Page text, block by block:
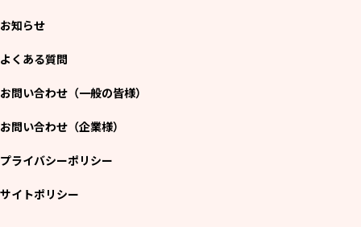
お知らせ
よくある質問
お問い合わせ（一般の皆様）
お問い合わせ（企業様）
プライバシーポリシー
サイトポリシー